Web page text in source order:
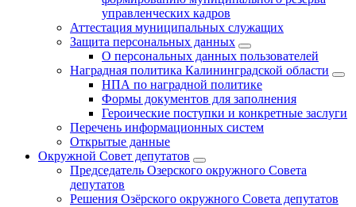
управленческих кадров
Аттестация муниципальных служащих
Защита персональных данных
О персональных данных пользователей
Наградная политика Калининградской области
НПА по наградной политике
Формы документов для заполнения
Героические поступки и конкретные заслуги
Перечень информационных систем
Открытые данные
Окружной Совет депутатов
Председатель Озерского окружного Совета
депутатов
Решения Озёрского окружного Совета депутатов